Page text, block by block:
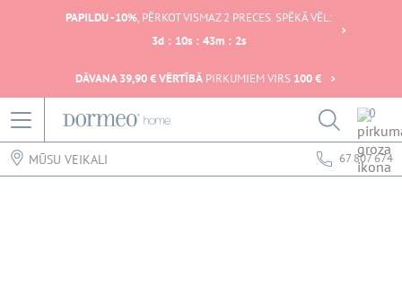
PAPILDU -10%, PĒRKOT VISMAZ 2 PRECES. SPĒKĀ VĒL:
3d : 10s : 43m : 2s
DĀVANA 39,90 € VĒRTĪBĀ PIRKUMIEM VIRS 100 €
0
MŪSU VEIKALI 67 807 674